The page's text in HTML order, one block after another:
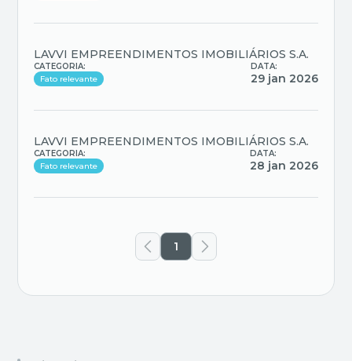
LAVVI EMPREENDIMENTOS IMOBILIÁRIOS S.A.
CATEGORIA:
Fato relevante
DATA:
29 jan 2026
LAVVI EMPREENDIMENTOS IMOBILIÁRIOS S.A.
CATEGORIA:
Fato relevante
DATA:
28 jan 2026
1